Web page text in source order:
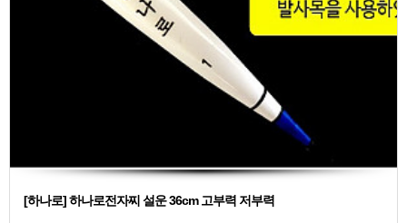
[하나로] 하나로전자찌 설운 36cm 고부력 저부력